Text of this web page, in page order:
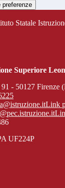
preferenze
Statale
Superiore
- 50127 Firenze
Link
UF224P